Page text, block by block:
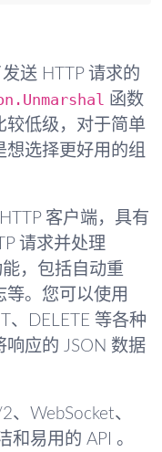
送 HTTP 请求的
函数
较低级，对于简单
想选择更好用的组
客户端，具有
请求并处理
，包括自动重
等。您可以使用
、DELETE 等各种
应的 JSON 数据
WebSocket、
和易用的 API 。